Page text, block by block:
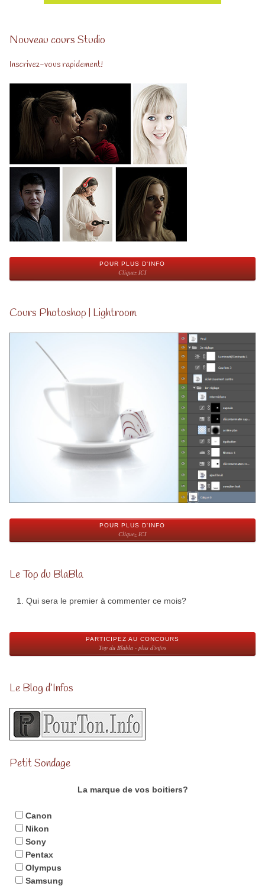
Nouveau cours Studio
Inscrivez-vous rapidement!
POUR PLUS D'INFO
Cliquez ICI
Cours Photoshop | Lightroom
POUR PLUS D'INFO
Cliquez ICI
Le Top du BlaBla
Qui sera le premier à commenter ce mois?
PARTICIPEZ AU CONCOURS
Top du Blabla - plus d'infos
Le Blog d’Infos
Petit Sondage
La marque de vos boitiers?
Canon
Nikon
Sony
Pentax
Olympus
Samsung